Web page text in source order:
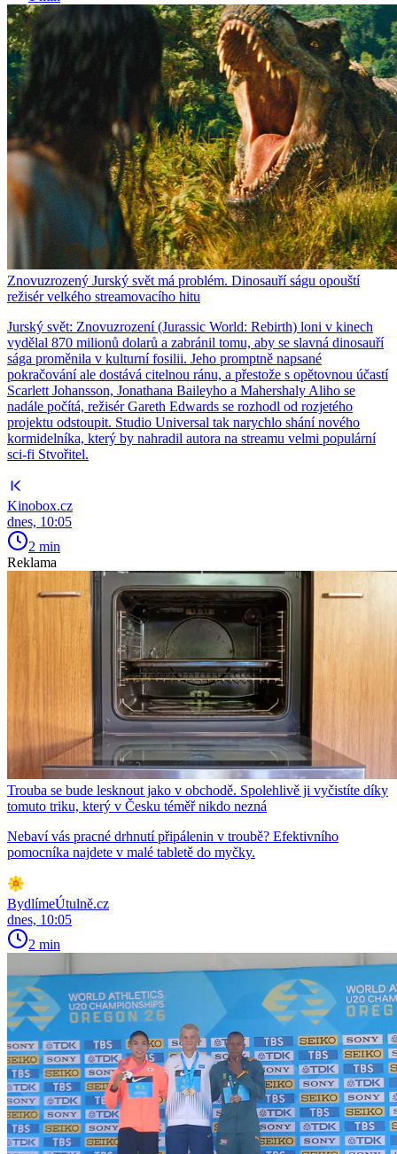
Znovuzrozený Jurský svět má problém. Dinosauří ságu opouští
režisér velkého streamovacího hitu
Jurský svět: Znovuzrození (Jurassic World: Rebirth) loni v kinech
vydělal 870 milionů dolarů a zabránil tomu, aby se slavná dinosauří
sága proměnila v kulturní fosilii. Jeho promptně napsané
pokračování ale dostává citelnou ránu, a přestože s opětovnou účastí
Scarlett Johansson, Jonathana Baileyho a Mahershaly Aliho se
nadále počítá, režisér Gareth Edwards se rozhodl od rozjetého
projektu odstoupit. Studio Universal tak narychlo shání nového
kormidelníka, který by nahradil autora na streamu velmi populární
sci-fi Stvořitel.
Kinobox.cz
dnes, 10:05
2 min
Reklama
Trouba se bude lesknout jako v obchodě. Spolehlivě ji vyčistíte díky
tomuto triku, který v Česku téměř nikdo nezná
Nebaví vás pracné drhnutí připálenin v troubě? Efektivního
pomocníka najdete v malé tabletě do myčky.
BydlímeÚtulně.cz
dnes, 10:05
2 min